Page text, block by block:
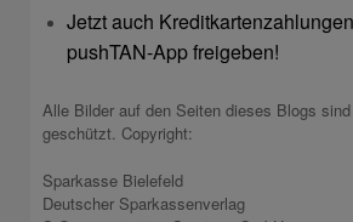
Jetzt auch
pushTAN-App freigeben!
Alle Bilder auf den Seiten dieses Blogs
geschützt. Copyright:
Sparkasse Bielefeld
Deutscher Sparkassenverlag